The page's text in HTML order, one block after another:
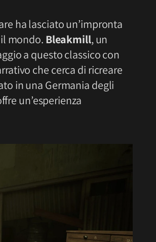
ha lasciato un’impronta
mondo. Bleakmill, un
a questo classico con
che cerca di ricreare
in una Germania degli
un’esperienza